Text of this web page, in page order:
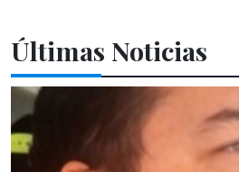
Últimas Noticias